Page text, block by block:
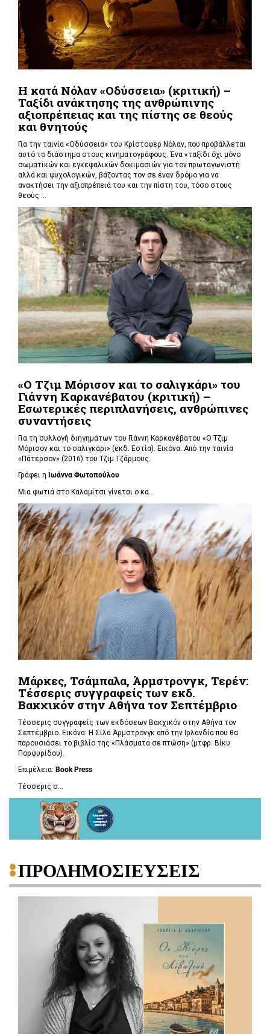
Η κατά Νόλαν «Οδύσσεια» (κριτική) –
Ταξίδι ανάκτησης της ανθρώπινης
αξιοπρέπειας και της πίστης σε θεούς
και θνητούς
Για την ταινία «Οδύσσεια» του Κρίστοφερ Νόλαν,που προβάλλεται
αυτό το διάστημα στους κινηματογράφους. Ένα «ταξίδι όχι μόνο
σωματικών και εγκεφαλικών δοκιμασιών για τον πρωταγωνιστή
αλλά και ψυχολογικών, βάζοντας τον σε έναν δρόμο για να
ανακτήσει την αξιοπρέπειά του και την πίστη του, τόσο στους
θεούς ...
«Ο Τζιμ Μόρισον και το σαλιγκάρι» του
Γιάννη Καρκανέβατου (κριτική) –
Εσωτερικές περιπλανήσεις, ανθρώπινες
συναντήσεις
Για τη συλλογή διηγημάτων του Γιάννη Καρκανέβατου «Ο Τζιμ
Μόρισον και το σαλιγκάρι» (εκδ. Εστία). Εικόνα: Από την ταινία
«Πάτερσον» (2016) του Τζιμ Τζάρμους.
Γράφει η Ιωάννα Φωτοπούλου
Μια φωτιά στο Καλαμίτσι γίνεται ο κα...
Μάρκες, Τσάμπαλα, Άρμστρονγκ, Τερέν:
Τέσσερις συγγραφείς των εκδ.
Βακχικόν στην Αθήνα τον Σεπτέμβριο
Τέσσερις συγγραφείς των εκδόσεων Βακχικόν στην Αθήνα τον
Σεπτέμβριο. Εικόνα: Η Σίλα Άρμστρονγκ από την Ιρλανδία που θα
παρουσιάσει το βιβλίο της «Πλάσματα σε πτώση» (μτφρ. Βίκυ
Πορφυρίδου).
Επιμέλεια: Book Press
Τέσσερις σ...
ΠΡΟΔΗΜΟΣΙΕΥΣΕΙΣ